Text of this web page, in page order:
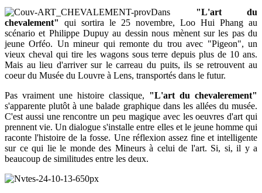
Dans "L'art du
chevalement"
qui sortira le 25 novembre, Loo Hui Phang au
scénario et Philippe Dupuy au dessin nous mènent sur les pas du
jeune Orféo. Un mineur qui remonte du trou avec "Pigeon", un
vieux cheval qui tire les wagons sous terre depuis plus de 10 ans.
Mais au lieu d'arriver sur le carreau du puits, ils se retrouvent au
coeur du Musée du Louvre à Lens, transportés dans le futur.
Pas vraiment une histoire classique, "L'art du chevalerement"
s'apparente plutôt à une balade graphique dans les allées du musée.
C'est aussi une rencontre un peu magique avec les oeuvres d'art qui
prennent vie. Un dialogue s'installe entre elles et le jeune homme qui
raconte l'histoire de la fosse. Une réflexion assez fine et intelligente
sur ce qui lie le monde des Mineurs à celui de l'art. Si, si, il y a
beaucoup de similitudes entre les deux.